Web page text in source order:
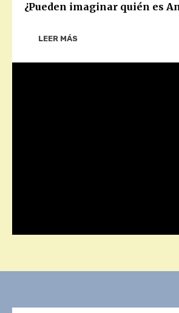
¿Pueden imaginar quién es
LEER MÁS